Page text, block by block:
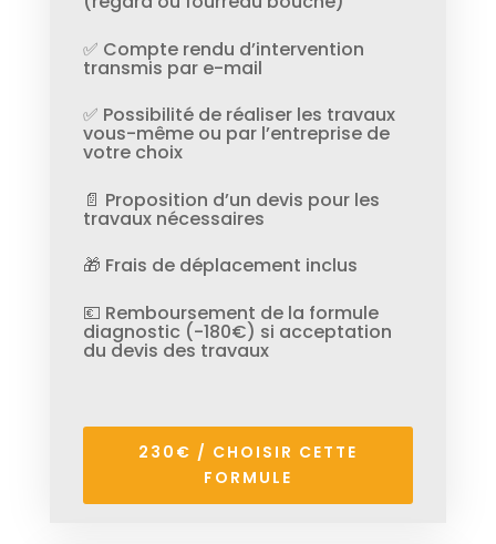
✅ Compte rendu d’intervention
transmis par e-mail
✅ Possibilité de réaliser les travaux
vous-même ou par l’entreprise de
votre choix
📄 Proposition d’un devis pour les
travaux nécessaires
🎁 Frais de déplacement inclus
💶 Remboursement de la formule
diagnostic (-180€) si acceptation
du devis des travaux
230€ / CHOISIR CETTE
FORMULE